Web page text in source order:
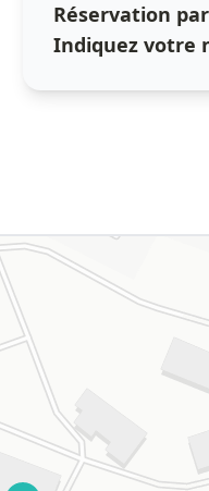
Réservation
Indiquez votre